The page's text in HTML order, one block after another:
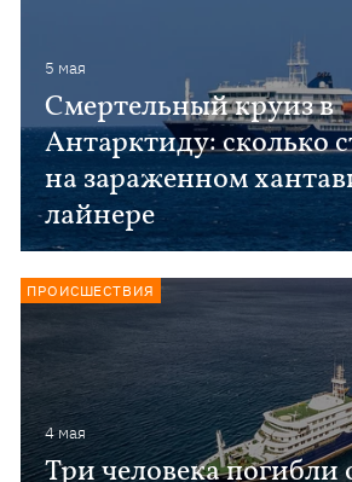
5 мая
Смертельный круиз в
Антарктиду: сколько
на зараженном
лайнере
4 мая
Три человека погибли
ПРОИСШЕСТВИЯ